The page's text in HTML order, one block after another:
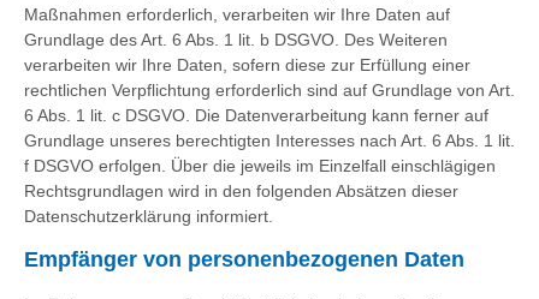
Maßnahmen erforderlich, verarbeiten wir Ihre Daten auf
Grundlage des Art. 6 Abs. 1 lit. b DSGVO. Des Weiteren
verarbeiten wir Ihre Daten, sofern diese zur Erfüllung einer
rechtlichen Verpflichtung erforderlich sind auf Grundlage von Art.
6 Abs. 1 lit. c DSGVO. Die Datenverarbeitung kann ferner auf
Grundlage unseres berechtigten Interesses nach Art. 6 Abs. 1 lit.
f DSGVO erfolgen. Über die jeweils im Einzelfall einschlägigen
Rechtsgrundlagen wird in den folgenden Absätzen dieser
Datenschutzerklärung informiert.
Empfänger von personenbezogenen Daten